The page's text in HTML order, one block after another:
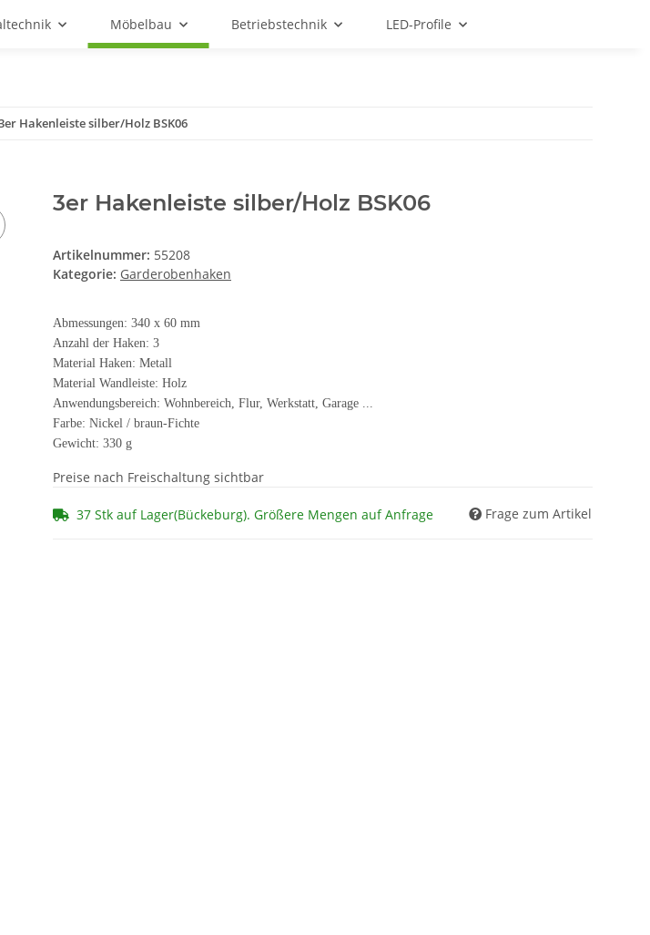
Möbelbau Betriebstechnik LED-Profile
Hakenleiste silber/Holz BSK06
3er Hakenleiste silber/Holz BSK06
Artikelnummer: 55208
Kategorie: Garderobenhaken
Abmessungen: 340 x 60 mm
Anzahl der Haken: 3
Material Haken: Metall
Material Wandleiste: Holz
Anwendungsbereich: Wohnbereich, Flur, Werkstatt, Garage ...
Farbe: Nickel / braun-Fichte
Gewicht: 330 g
Preise nach Freischaltung sichtbar
37 Stk auf Lager(Bückeburg). Größere Mengen auf Anfrage Frage zum Artikel